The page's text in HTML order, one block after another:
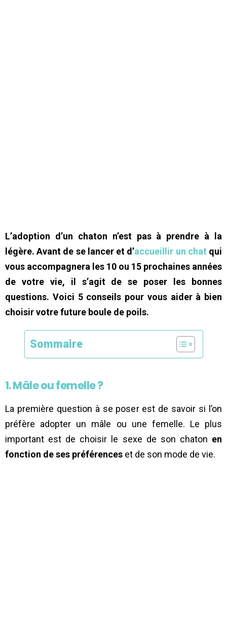
L’adoption d’un chaton n’est pas à prendre à la
légère. Avant de se lancer et d’accueillir un chat qui
vous accompagnera les 10 ou 15 prochaines années
de votre vie, il s’agit de se poser les bonnes
questions. Voici 5 conseils pour vous aider à bien
choisir votre future boule de poils.
Sommaire
1. Mâle ou femelle ?
La première question à se poser est de savoir si l’on
préfère adopter un mâle ou une femelle. Le plus
important est de choisir le sexe de son chaton en
fonction de ses préférences et de son mode de vie.